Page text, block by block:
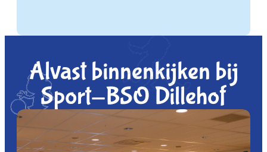
Alvast binnenkijken bij
Sport-BSO Dillehof